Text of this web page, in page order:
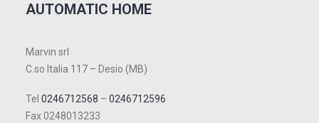
AUTOMATIC HOME
Marvin srl
C.so Italia 117 – Desio (MB)
Tel 0246712568 – 0246712596
Fax 0248013233